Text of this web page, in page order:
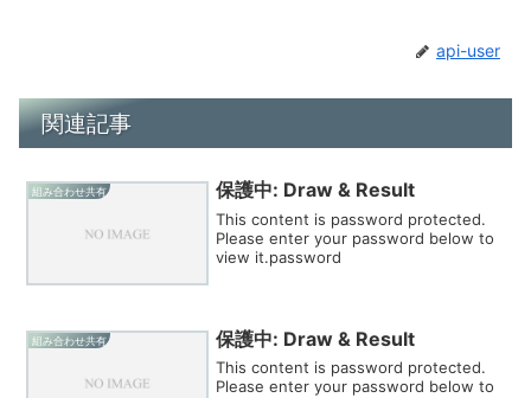
api-user
関連記事
組み合わせ共有 保護中: Draw & Result
This content is password protected.
Please enter your password below to
view it.password
組み合わせ共有 保護中: Draw & Result
This content is password protected.
Please enter your password below to